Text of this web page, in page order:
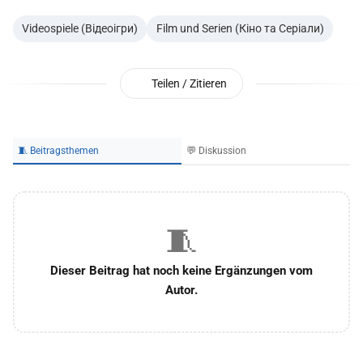
Videospiele (Відеоігри) Film und Serien (Кіно та Серіали)
Teilen / Zitieren
🧵 Beitragsthemen 💬 Diskussion
🧵
Dieser Beitrag hat noch keine Ergänzungen vom
Autor.